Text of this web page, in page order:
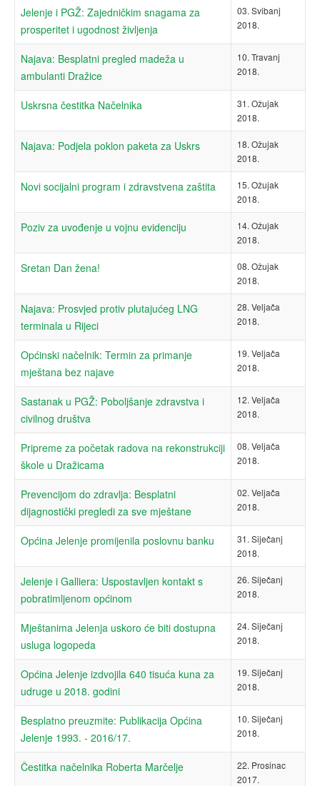
Jelenje i PGŽ: Zajedničkim snagama za
prosperitet i ugodnost življenja
03. Svibanj
2018.
Najava: Besplatni pregled madeža u
ambulanti Dražice
10. Travanj
2018.
Uskrsna čestitka Načelnika
31. Ožujak
2018.
Najava: Podjela poklon paketa za Uskrs
18. Ožujak
2018.
Novi socijalni program i zdravstvena zaštita
15. Ožujak
2018.
Poziv za uvođenje u vojnu evidenciju
14. Ožujak
2018.
Sretan Dan žena!
08. Ožujak
2018.
Najava: Prosvjed protiv plutajućeg LNG
terminala u Rijeci
28. Veljača
2018.
Općinski načelnik: Termin za primanje
mještana bez najave
19. Veljača
2018.
Sastanak u PGŽ: Poboljšanje zdravstva i
civilnog društva
12. Veljača
2018.
Pripreme za početak radova na rekonstrukciji
škole u Dražicama
08. Veljača
2018.
Prevencijom do zdravlja: Besplatni
dijagnostički pregledi za sve mještane
02. Veljača
2018.
Općina Jelenje promijenila poslovnu banku
31. Siječanj
2018.
Jelenje i Galliera: Uspostavljen kontakt s
pobratimljenom općinom
26. Siječanj
2018.
Mještanima Jelenja uskoro će biti dostupna
usluga logopeda
24. Siječanj
2018.
Općina Jelenje izdvojila 640 tisuća kuna za
udruge u 2018. godini
19. Siječanj
2018.
Besplatno preuzmite: Publikacija Općina
Jelenje 1993. - 2016/17.
10. Siječanj
2018.
Čestitka načelnika Roberta Marčelje
22. Prosinac
2017.